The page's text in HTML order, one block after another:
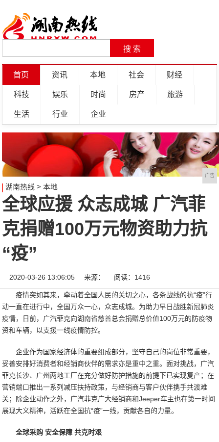
首页 资讯 本地 社会 财经
科技 娱乐 时尚 房产 旅游
生活 行业 企业
广告
湖南热线 > 本地
全球应援 众志成城 广汽菲
克捐赠100万元物资助力抗
“疫”
2020-03-26 13:06:05 来源： 阅读：1416
疫情突如其来，牵动着全国人民的关切之心，各条战线的抗“疫”行
动一直在进行中，全国万众一心，众志成城。为助力早日战胜新冠肺炎
疫情，日前，广汽菲克向湖南省慈善总会捐赠总价值100万元的防疫物
资和车辆，以支援一线疫情防控。
企业作为国家经济体的重要组成部分，坚守自己的岗位非常重要，
妥善安排好消费者和经销商伙伴的需求亦是重中之重。面对挑战，广汽
菲克长沙、广州两地工厂在充分做好防护措施的前提下已实现复产；在
营销端口推出一系列减压扶持政策，与经销商与客户伙伴携手共渡难
关；除企业动作之外，广汽菲克广大经销商和Jeeper车主也在第一时间
展现大义精神，活跃在全国抗“疫”一线，贡献各自的力量。
全球采购 安全保障 共克时艰